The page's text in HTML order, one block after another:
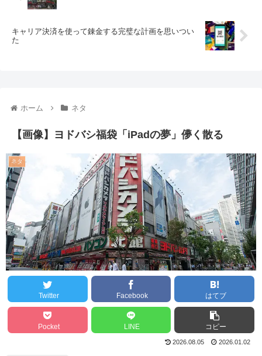
キャリア決済を使って錬金する完璧な計画を思いつい
た
ホーム ネタ
【画像】ヨドバシ福袋「iPadの夢」儚く散る
ネタ
Twitter Facebook はてブ
Pocket LINE コピー
2026.08.05 2026.01.02